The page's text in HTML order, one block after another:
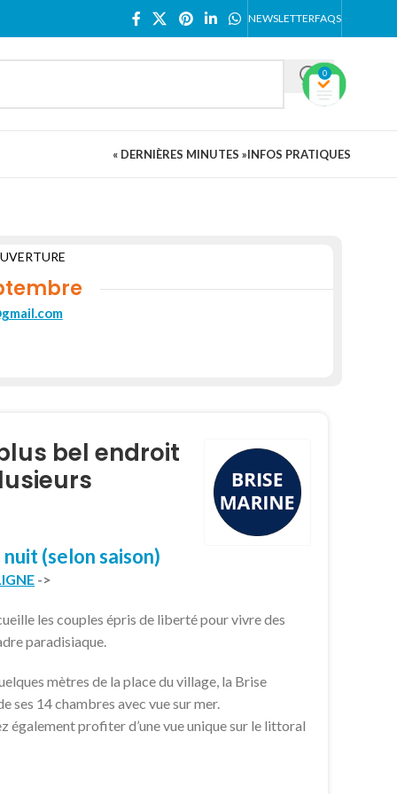
NEWSLETTERFAQS
0
« DERNIÈRES MINUTES »INFOS PRATIQUES
bel endroit
nuit(selon saison)
->
les couples épris de liberté pour vivre des
paradisiaque.
mètres de la place du village, la Brise
ses 14 chambres avec vue sur mer.
également profiter d’une vue unique sur le littoral